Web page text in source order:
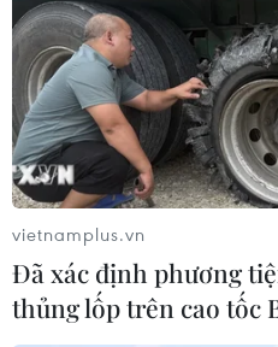
vietnamplus.vn
Đã xác định phương
thủng lốp trên cao tốc